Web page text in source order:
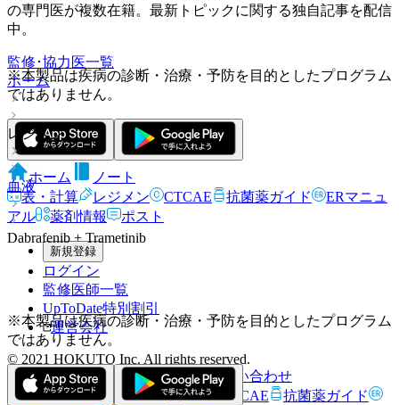
の専門医が複数在籍。最新トピックに関する独自記事を配信
中。
監修･協力医一覧
ホーム
レジメン
血液
Dabrafenib + Trametinib
※本製品は疾病の診断・治療・予防を目的としたプログラム
ではありません。
※本製品は疾病の診断・治療・予防を目的としたプログラム
ではありません。
ホーム
ノート
表・計算
レジメン CTCAE 抗菌薬ガイド
ERマニュ
アル
薬剤情報 ポスト
新規登録
ログイン
監修医師一覧
UpToDate特別割引
運営会社
© 2021 HOKUTO Inc. All rights reserved.
利用規約プライバシーポリシーお問い合わせ
ホーム
表・計算 レジメン CTCAE
抗菌薬ガイド